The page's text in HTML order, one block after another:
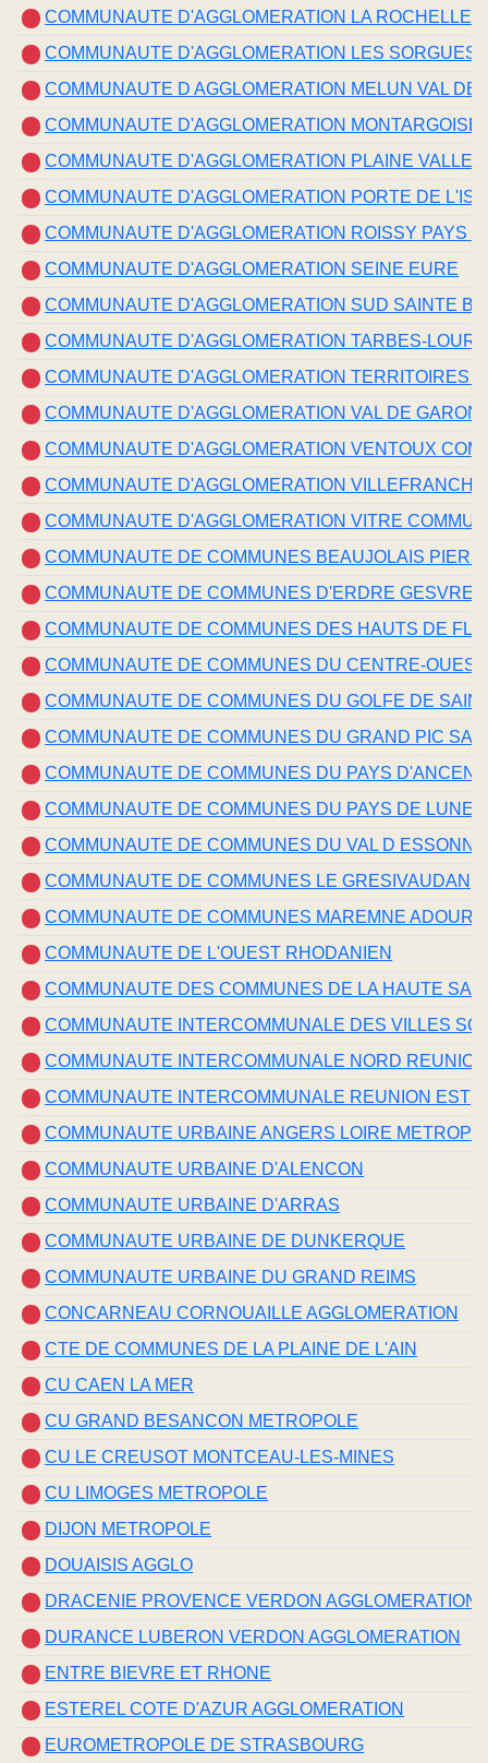
COMMUNAUTE D'AGGLOMERATION LA ROCHELLE
COMMUNAUTE D'AGGLOMERATION LES SORGUES
COMMUNAUTE D AGGLOMERATION MELUN VAL DE
COMMUNAUTE D'AGGLOMERATION MONTARGOISE
COMMUNAUTE D'AGGLOMERATION PLAINE VALLEE
COMMUNAUTE D'AGGLOMERATION PORTE DE
COMMUNAUTE D'AGGLOMERATION ROISSY PAYS
COMMUNAUTE D'AGGLOMERATION SEINE EURE
COMMUNAUTE D'AGGLOMERATION SUD SAINTE
COMMUNAUTE D'AGGLOMERATION TARBES-
COMMUNAUTE D'AGGLOMERATION TERRITOIRES
COMMUNAUTE D'AGGLOMERATION VAL DE
COMMUNAUTE D'AGGLOMERATION VENTOUX
COMMUNAUTE D'AGGLOMERATION
COMMUNAUTE D'AGGLOMERATION VITRE
COMMUNAUTE DE COMMUNES BEAUJOLAIS
COMMUNAUTE DE COMMUNES D'ERDRE GESVRES
COMMUNAUTE DE COMMUNES DES HAUTS DE
COMMUNAUTE DE COMMUNES DU CENTRE-OUEST
COMMUNAUTE DE COMMUNES DU GOLFE DE
COMMUNAUTE DE COMMUNES DU GRAND PIC
COMMUNAUTE DE COMMUNES DU PAYS
COMMUNAUTE DE COMMUNES DU PAYS DE LUNEL
COMMUNAUTE DE COMMUNES DU VAL D ESSONNE
COMMUNAUTE DE COMMUNES LE GRESIVAUDAN
COMMUNAUTE DE COMMUNES MAREMNE ADOUR
COMMUNAUTE DE L'OUEST RHODANIEN
COMMUNAUTE DES COMMUNES DE LA HAUTE
COMMUNAUTE INTERCOMMUNALE DES VILLES
COMMUNAUTE INTERCOMMUNALE NORD REUNION
COMMUNAUTE INTERCOMMUNALE REUNION EST
COMMUNAUTE URBAINE ANGERS LOIRE
COMMUNAUTE URBAINE D'ALENCON
COMMUNAUTE URBAINE D'ARRAS
COMMUNAUTE URBAINE DE DUNKERQUE
COMMUNAUTE URBAINE DU GRAND REIMS
CONCARNEAU CORNOUAILLE AGGLOMERATION
CTE DE COMMUNES DE LA PLAINE DE L'AIN
CU CAEN LA MER
CU GRAND BESANCON METROPOLE
CU LE CREUSOT MONTCEAU-LES-MINES
CU LIMOGES METROPOLE
DIJON METROPOLE
DOUAISIS AGGLO
DRACENIE PROVENCE VERDON AGGLOMERATION
DURANCE LUBERON VERDON AGGLOMERATION
ENTRE BIEVRE ET RHONE
ESTEREL COTE D'AZUR AGGLOMERATION
EUROMETROPOLE DE STRASBOURG